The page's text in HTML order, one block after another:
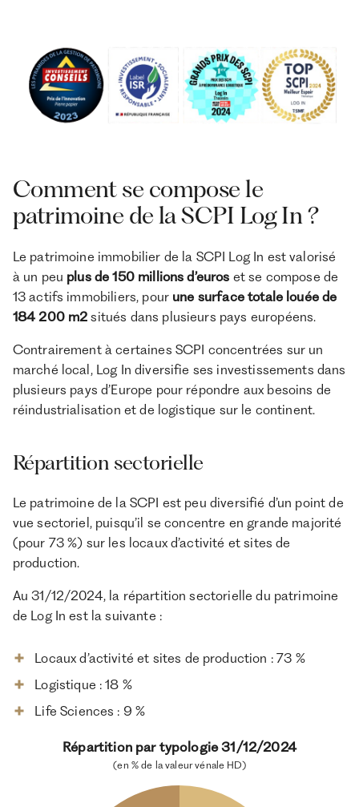
Comment se compose le
patrimoine de la SCPI Log In ?
Le patrimoine immobilier de la SCPI Log In est valorisé
à un peu plus de 150 millions d’euros et se compose de
13 actifs immobiliers, pour une surface totale louée de
184 200 m2situés dans plusieurs pays européens.
​Contrairement à certaines SCPI concentrées sur un
marché local, Log In diversifie ses investissements dans
plusieurs pays d’Europe pour répondre aux besoins de
réindustrialisation et de logistique sur le continent.
Répartition sectorielle
Le patrimoine de la SCPI est peu diversifié d’un point de
vue sectoriel, puisqu’il se concentre en grande majorité
(pour 73 %) sur les locaux d’activité et sites de
production.
Au 31/12/2024, la répartition sectorielle du patrimoine
de Log In est la suivante :
Locaux d’activité et sites de production : 73 %
Logistique : 18 %
Life Sciences : 9 %​
Répartition par typologie 31/12/2024
(en % de la valeur vénale HD)